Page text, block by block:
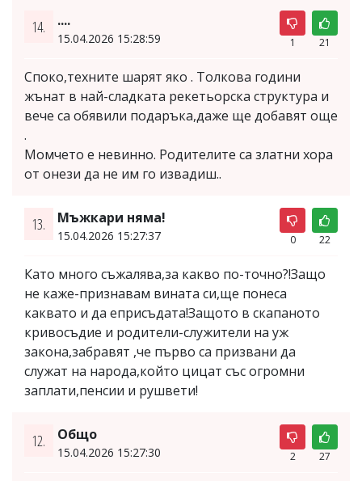
14. ....
15.04.2026 15:28:59 1 21
Споко,техните шарят яко . Толкова години
жънат в най-сладката рекетьорска структура и
вече са обявили подаръка,даже ще добавят още
.
Момчето е невинно. Родителите са златни хора
от онези да не им го извадиш..
13. Мъжкари няма!
15.04.2026 15:27:37 0 22
Като много съжалява,за какво по-точно?!Защо
не каже-признавам вината си,ще понеса
каквато и да еприсъдата!Защото в скапаното
кривосъдие и родители-служители на уж
закона,забравят ,че първо са призвани да
служат на народа,който цицат със огромни
заплати,пенсии и рушвети!
12. Общо
15.04.2026 15:27:30 2 27